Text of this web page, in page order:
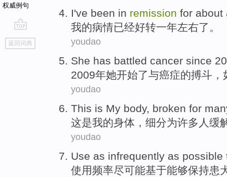
权威例句
go
top
返回词典
I've been in remission for about
我的病情已经好转一年左右了。
youdao
She has battled cancer since
2009年她开始了与癌症的搏斗 ，
youdao
This is My body, broken for
这是我的身体 ， 细分为许多人 缓
youdao
Use as infrequently as possible
使用频率尽可能基于能够保持患